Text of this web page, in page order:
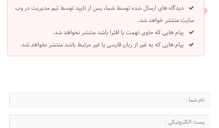
دیدگاه های ارسال شده توسط شما، پس از تایید توسط تیم مدیریت در وب
سایت منتشر خواهد شد.
پیام هایی که حاوی تهمت یا افترا باشد منتشر نخواهد شد.
پیام هایی که به غیر از زبان فارسی یا غیر مرتبط باشد منتشر نخواهد شد.